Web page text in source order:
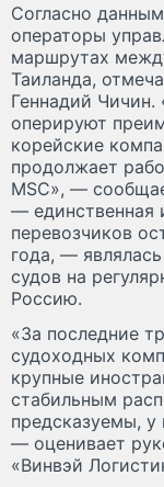
Согласно
операторы
маршрутах
Таиланда,
Геннадий
оперируют
корейские
продолжает
MSC», —
— единственная
перевозчиков
года, —
судов на
Россию.
«За последние
судоходных
крупные
стабильным
предсказуемы, у
— оценивает
«Винвэй